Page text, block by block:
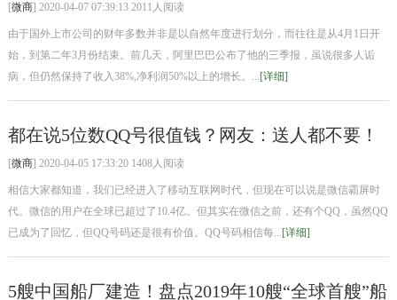
[微商] 2020-04-07 07:39:13 2011人阅读
由于国外上市公司的财年多数并非是以自然年度进行划分，而往往是从4月1日开
始，到第二年3月份结束。前几天，阿里巴巴公布了他的三季报，虽说很多人诟
病，但仍然保持了收入38%,净利润50%以上的增长。...[详细]
都在说5位数QQ号很值钱？网友：送人都不要！
[微商] 2020-04-05 17:33:20 1408人阅读
相信大家都知道，我们已经进入了移动互联网时代，但现在可以说是微信霸屏时
代。微信的用户在全球已超过了10.4亿。但其实在微信之前，还有个QQ，虽然QQ
已成为了回忆，但QQ号码还是很有价值。QQ号码相信每...[详细]
5艘中国船厂建造！盘点2019年10艘“全球首艘”船